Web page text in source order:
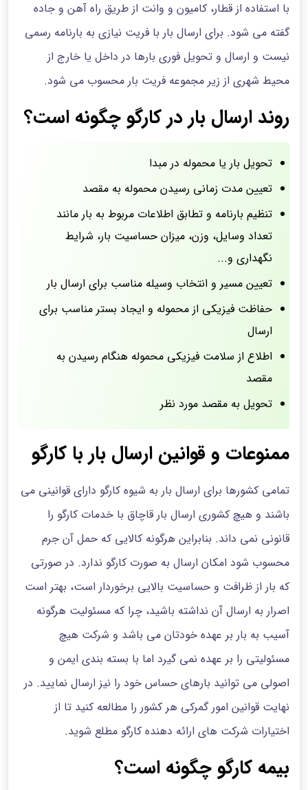
با استفاده از قطار، کامیون و وانت از طریق راه آهن و جاده
گفته می شود. برای ارسال بار با فریت نیازی به بارنامه رسمی
نیست و ارسال و تحویل فوری بارها در داخل یا خارج از
محیط شهری از زیر مجموعه فریت بار محسوب می شود.
روند ارسال بار در کارگو چگونه است؟
تحویل بار یا محموله در مبدا
تعیین مدت زمانی رسیدن محموله به مقصد
تنظیم بارنامه و تطابق اطلاعات مربوط به بار مانند
تعداد وسایل، وزن، میزان حساسیت بار، شرایط
نگهداری و...
تعیین مسیر و انتخاب وسیله مناسب برای ارسال بار
حفاظت فیزیکی از محموله و ایجاد بستر مناسب برای
ارسال
اطلاع از سلامت فیزیکی محموله هنگام رسیدن به
مقصد
تحویل به مقصد مورد نظر
ممنوعات و قوانین ارسال بار با کارگو
تمامی کشورها برای ارسال بار به شیوه کارگو دارای قوانینی می
باشند و هیچ کشوری ارسال بار قاچاق با خدمات کارگو را
قانونی نمی داند. بنابراین هرگونه کالایی که حمل آن جرم
محسوب شود امکان ارسال به صورت کارگو ندارد. در صورتی
که بار از ظرافت و حساسیت بالایی برخوردار است، بهتر است
اصرار به ارسال آن نداشته باشید، چرا که مسئولیت هرگونه
آسیب به بار بر عهده خودتان می باشد و شرکت هیچ
مسئولیتی را بر عهده نمی گیرد اما با بسته بندی ایمن و
اصولی می توانید بارهای حساس خود را نیز ارسال نمایید. در
نهایت قوانین امور گمرکی هر کشور را مطالعه کنید تا از
اختیارات شرکت های ارائه دهنده کارگو مطلع شوید.
بیمه کارگو چگونه است؟